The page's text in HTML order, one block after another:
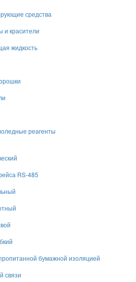
средства
и красители
жидкость
реагенты
RS-485
бумажной изоляцией
связи